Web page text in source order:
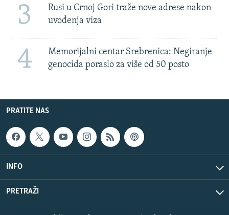
3
Rusi u Crnoj Gori traže nove adrese nakon
uvođenja viza
4
Memorijalni centar Srebrenica: Negiranje
genocida poraslo za više od 50 posto
PRATITE NAS
INFO
PRETRAŽI